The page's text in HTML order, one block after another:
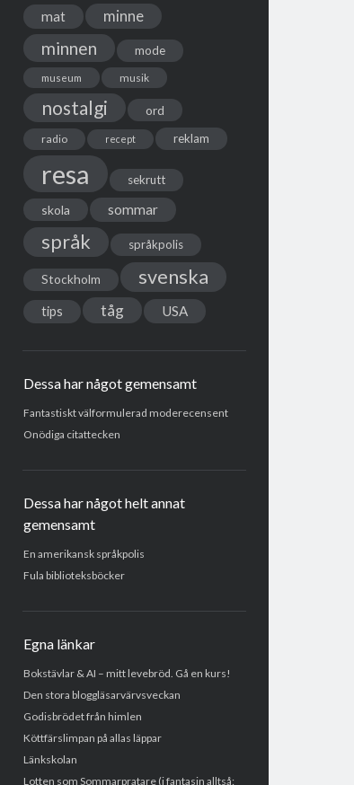
mat minne
minnen mode
museum musik
nostalgi ord
radio recept reklam
resa sekrutt
skola sommar
språk språkpolis
Stockholm svenska
tips tåg USA
Dessa har något gemensamt
Fantastiskt välformulerad moderecensent
Onödiga citattecken
Dessa har något helt annat
gemensamt
En amerikansk språkpolis
Fula biblioteksböcker
Egna länkar
Bokstävlar & AI – mitt levebröd. Gå en kurs!
Den stora bloggläsarvärvsveckan
Godisbrödet från himlen
Köttfärslimpan på allas läppar
Länkskolan
Lotten som Sommarpratare (i fantasin alltså: